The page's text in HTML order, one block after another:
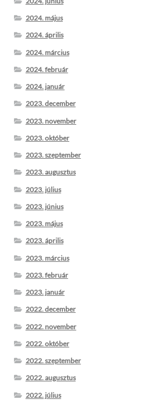
2024. május
2024. április
2024. március
2024. február
2024. január
2023. december
2023. november
2023. október
2023. szeptember
2023. augusztus
2023. július
2023. június
2023. május
2023. április
2023. március
2023. február
2023. január
2022. december
2022. november
2022. október
2022. szeptember
2022. augusztus
2022. július